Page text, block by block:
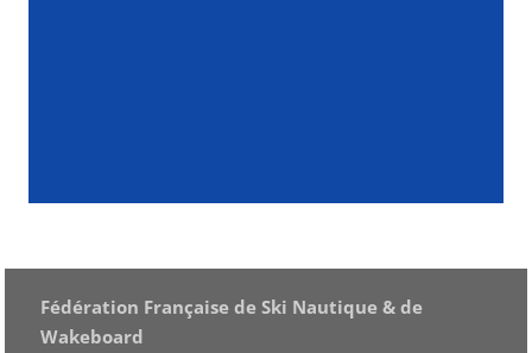
Fédération Française de Ski Nautique & de
Wakeboard